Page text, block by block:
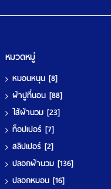
หมวดหมู่
หมอนหนุน [8]
ผ้าปูที่นอน [88]
ใส้ผ้านวม [23]
ท็อปเปอร์ [7]
สลิปเปอร์ [2]
ปลอกผ้านวม [136]
ปลอกหมอน [16]